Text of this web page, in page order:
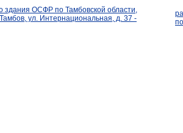
здания ОСФР по Тамбовской области,
ул. Интернациональная, д. 37 -